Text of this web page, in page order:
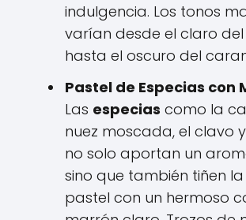
indulgencia. Los tonos
varían desde el claro
hasta el oscuro del
Pastel de Especias con
Las especias como la
nuez moscada, el clavo
no solo aportan un
sino que también tiñen
pastel con un hermoso